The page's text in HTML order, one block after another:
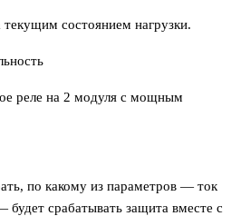
состоянием нагрузки.
реле на 2 модуля с мощным
по какому из параметров — ток
срабатывать защита вместе с